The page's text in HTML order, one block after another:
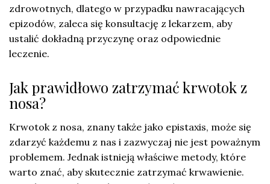
zdrowotnych, dlatego w przypadku nawracających
epizodów, zaleca się konsultację z lekarzem, aby
ustalić dokładną przyczynę oraz odpowiednie
leczenie.
Jak prawidłowo zatrzymać krwotok z
nosa?
Krwotok z nosa, znany także jako epistaxis, może się
zdarzyć każdemu z nas i zazwyczaj nie jest poważnym
problemem. Jednak istnieją właściwe metody, które
warto znać, aby skutecznie zatrzymać krwawienie.